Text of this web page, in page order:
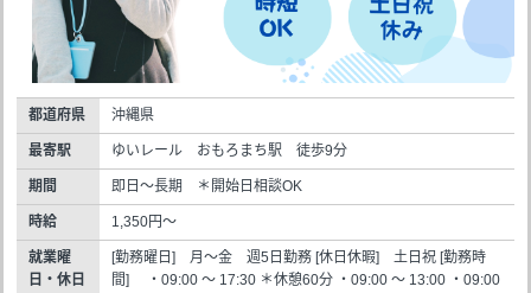
都道府県 沖縄県
最寄駅 ゆいレール おもろまち駅 徒歩9分
期間 即日～長期 ＊開始日相談OK
時給 1,350円～
就業曜
日・休日
[勤務曜日] 月～金 週5日勤務 [休日休暇] 土日祝 [勤務時
間] ・09:00 ～ 17:30 ＊休憩60分 ・09:00 ～ 13:00 ・09:00